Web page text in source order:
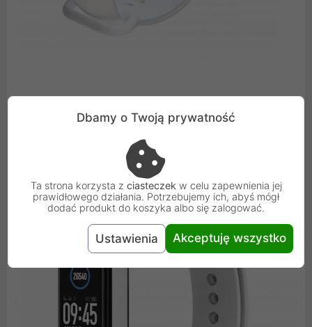
Łatwy montaż i demontaż
Zmiana zamiennej opaski to zaledwie kilka sekund.
Dbamy o Twoją prywatność
Ta strona korzysta z ciasteczek w celu zapewnienia jej
prawidłowego działania. Potrzebujemy ich, abyś mógł
dodać produkt do koszyka albo się zalogować.
Ustawienia Akceptuję wszystko